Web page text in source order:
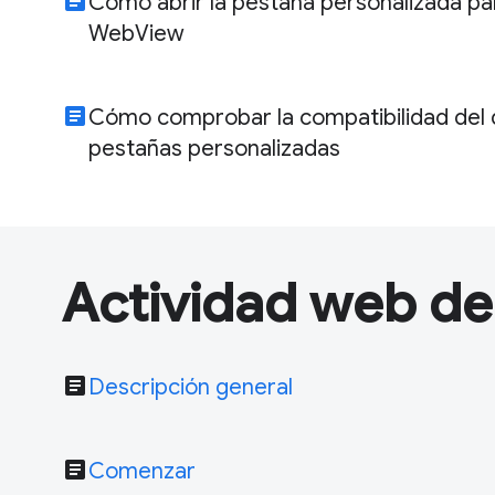
WebView
articleCómo comprobar la compatibilidad del
pestañas personalizadas
Actividad web
article Descripción general
articleComenzar